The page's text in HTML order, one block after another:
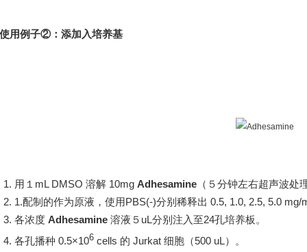
用例子②：添加入培养基
1. 用 １mL DMSO 溶解10mg Adhesamine（ ５分钟左右超声波处理
2. 1.配制的作为原液，使用PBS(-)分别稀释出 0.5, 1.0, 2.5, 5.0 mg/
3. 各浓度 Adhesamine 溶液 ５uL分别注入至24孔培养板。
4. 各孔播种 0.5×106 cells 的 Jurkat 细胞（500 uL）。